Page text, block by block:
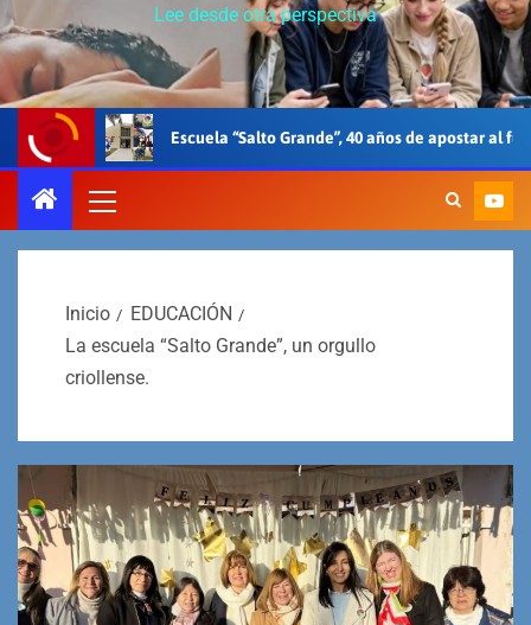
Lee desde otra perspectiva
“Salto Grande”, 40 años de apostar al futuro.
Inicio
EDUCACIÓN
La escuela “Salto Grande”, un orgullo
criollense.